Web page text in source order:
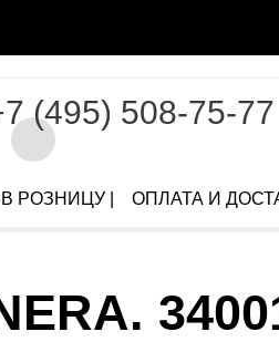
(495) 508-75-77
РОЗНИЦУ | ОПЛАТА И